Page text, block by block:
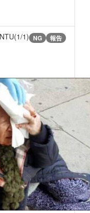
1) NG 報告